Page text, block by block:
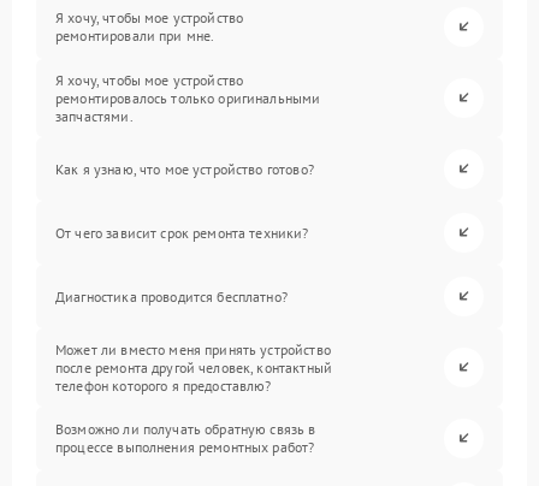
Я хочу, чтобы мое устройство
ремонтировали при мне.
Я хочу, чтобы мое устройство
ремонтировалось только оригинальными
запчастями.
Как я узнаю, что мое устройство готово?
От чего зависит срок ремонта техники?
Диагностика проводится бесплатно?
Может ли вместо меня принять устройство
после ремонта другой человек, контактный
телефон которого я предоставлю?
Возможно ли получать обратную связь в
процессе выполнения ремонтных работ?